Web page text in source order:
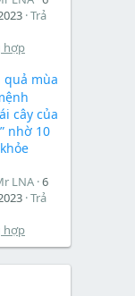
Trả
hợp
quả mùa
cây của
nhờ 10
LNA 6
Trả
hợp